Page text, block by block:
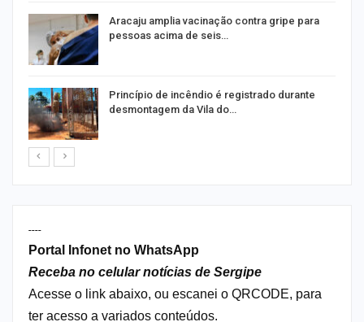
Aracaju amplia vacinação contra gripe para
pessoas acima de seis…
Princípio de incêndio é registrado durante
desmontagem da Vila do…
----
Portal Infonet no WhatsApp
Receba no celular notícias de Sergipe
Acesse o link abaixo, ou escanei o QRCODE, para
ter acesso a variados conteúdos.